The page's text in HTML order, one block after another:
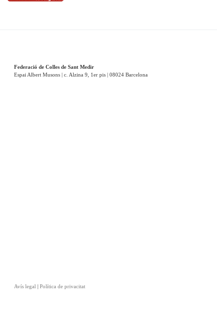
Federació de Colles de Sant Medir
Espai Albert Musons | c. Alzina 9, 1er pis | 08024 Barcelona
Avís legal | Política de privacitat